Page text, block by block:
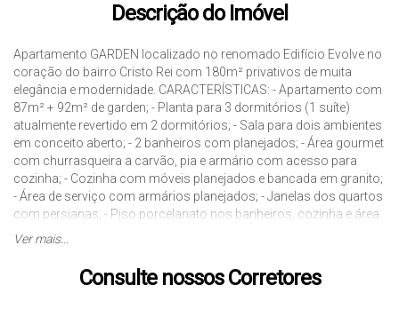
Descrição do Imóvel
Apartamento GARDEN localizado no renomado Edifício Evolve no
coração do bairro Cristo Rei com 180m² privativos de muita
elegância e modernidade. CARACTERÍSTICAS: - Apartamento com
87m² + 92m² de garden; - Planta para 3 dormitórios (1 suíte)
atualmente revertido em 2 dormitórios; - Sala para dois ambientes
em conceito aberto; - 2 banheiros com planejados; - Área gourmet
com churrasqueira a carvão, pia e armário com acesso para
cozinha; - Cozinha com móveis planejados e bancada em granito;
- Área de serviço com armários planejados; - Janelas dos quartos
com persianas; - Piso porcelanato nos banheiros, cozinha e área
do garden; - Piso laminado nos quartos e sala; - Acabamentos em
*Permanecem no imóvel os móveis planejados fixos. Além de
desfrutar de um condomínio exclusivo a localização é excelente,
Ver mais...
Consulte nossos Corretores